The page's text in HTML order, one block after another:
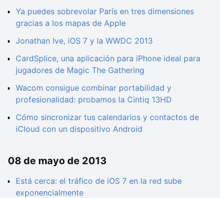
Ya puedes sobrevolar París en tres dimensiones
gracias a los mapas de Apple
Jonathan Ive, iOS 7 y la WWDC 2013
CardSplice, una aplicación para iPhone ideal para
jugadores de Magic The Gathering
Wacom consigue combinar portabilidad y
profesionalidad: probamos la Cintiq 13HD
Cómo sincronizar tus calendarios y contactos de
iCloud con un dispositivo Android
08 de mayo de 2013
Está cerca: el tráfico de iOS 7 en la red sube
exponencialmente